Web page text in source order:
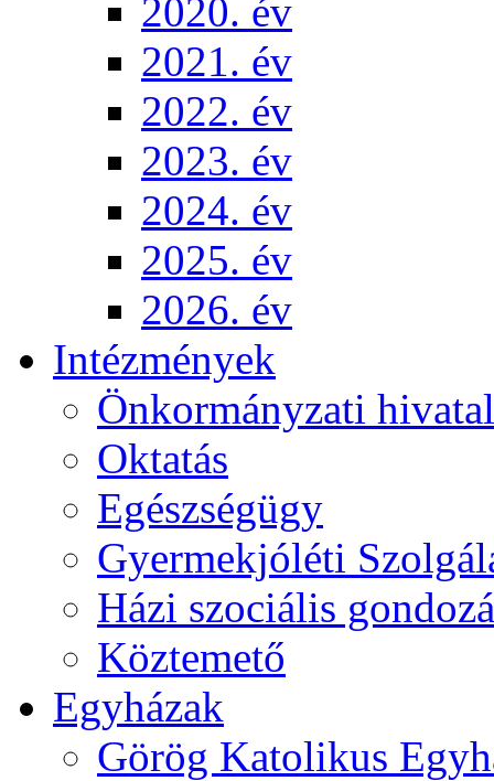
2020. év
2021. év
2022. év
2023. év
2024. év
2025. év
2026. év
Intézmények
Önkormányzati hivatal
Oktatás
Egészségügy
Gyermekjóléti
Házi szociális
Köztemető
Egyházak
Görög Katolikus